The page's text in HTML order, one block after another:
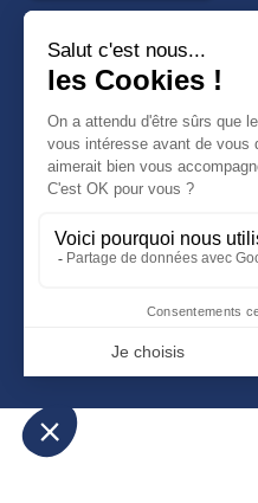
Groupe Odyssey
Nos Écoles
Internationales
Offre pédagogique